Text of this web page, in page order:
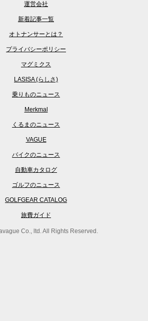
運営会社
新着記事一覧
オトナンサーとは？
プライバシーポリシー
マグミクス
LASISA (らしさ)
乗りものニュース
Merkmal
くるまのニュース
VAGUE
バイクのニュース
自動車カタログ
ゴルフのニュース
GOLFGEAR CATALOG
旅費ガイド
Co., ltd. All Rights Reserved.